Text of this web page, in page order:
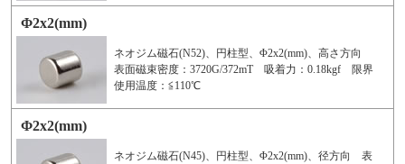
Φ2x2(mm)
ネオジム磁石(N52)、円柱型、Φ2x2(mm)、高さ方向
表面磁束密度：3720G/372mT 吸着力：0.18kgf 限界
使用温度：≦110℃
Φ2x2(mm)
ネオジム磁石(N45)、円柱型、Φ2x2(mm)、径方向 表